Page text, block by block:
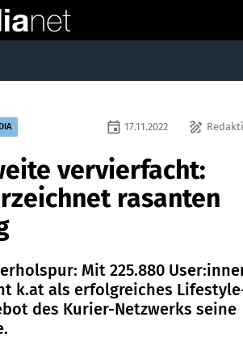
draw
event 17.11.2022
vervierfacht:
rasanten
Mit 225.880
k.at als erfolgreiches
des Kurier-Netzwerks seine